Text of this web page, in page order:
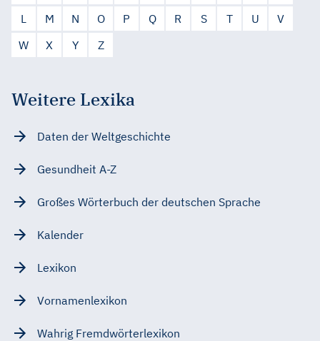
L
M N O P Q R S T U
V
W
X Y Z
Weitere Lexika
Daten der Weltgeschichte
Gesundheit A-Z
Großes Wörterbuch der deutschen Sprache
Kalender
Lexikon
Vornamenlexikon
Wahrig Fremdwörterlexikon